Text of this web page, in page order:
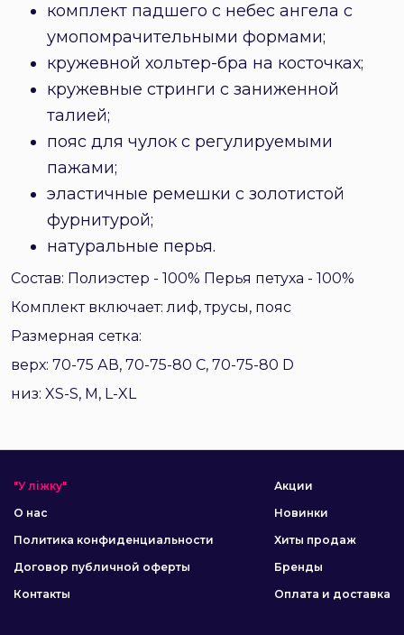
комплект падшего с небес ангела с
умопомрачительными формами;
кружевной хольтер-бра на косточках;
кружевные стринги с заниженной
талией;
пояс для чулок с регулируемыми
пажами;
эластичные ремешки с золотистой
фурнитурой;
натуральные перья.
Состав: Полиэстер - 100% Перья петуха - 100%
Комплект включает: лиф, трусы, пояс
Размерная сетка:
верх: 70-75 АВ, 70-75-80 С, 70-75-80 D
низ: XS-S, M, L-XL
"У ліжку"
О нас
Политика конфиденциальности
Договор публичной оферты
Контакты
Акции
Новинки
Хиты продаж
Бренды
Оплата и доставка